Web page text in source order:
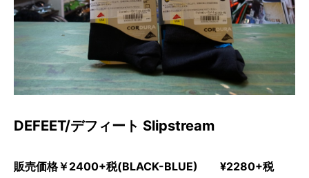
DEFEET/デフィート Slipstream
販売価格￥2400+税(BLACK-BLUE) ¥2280+税